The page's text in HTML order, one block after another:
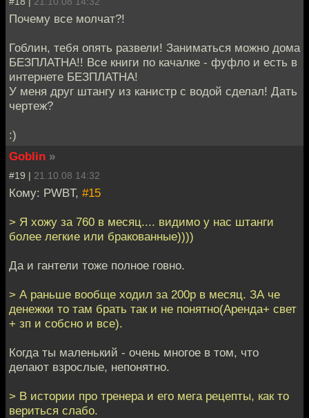
Почему все молчат?!
Гоблин, тебя опять развели! Заниматься можно дома
БЕЗПЛАТНА!! Все книги по качалке - фуфло и есть в
интернете БЕЗПЛАТНА!
У меня друг штангу из канистр с водой сделал! Дать
чертеж?
:)
Goblin »
#19 | 21.10.08 14:32
Кому: PWBT, #15
> Я хожу за 760 в месяц.... видимо у нас штанги
более легкие или бракованные))))
Да и гантели тоже полное говно.
> А раньше вообще ходил за 200р в месяц. ЗА че
денежки то там брать так и не понятно(Аренда+ свет
+ зп и собсно и все).
Когда ты маленький - очень многое в том, что
делают взрослые, непонятно.
> В истории про тренера и его мега рецепты, как то
вериться слабо.